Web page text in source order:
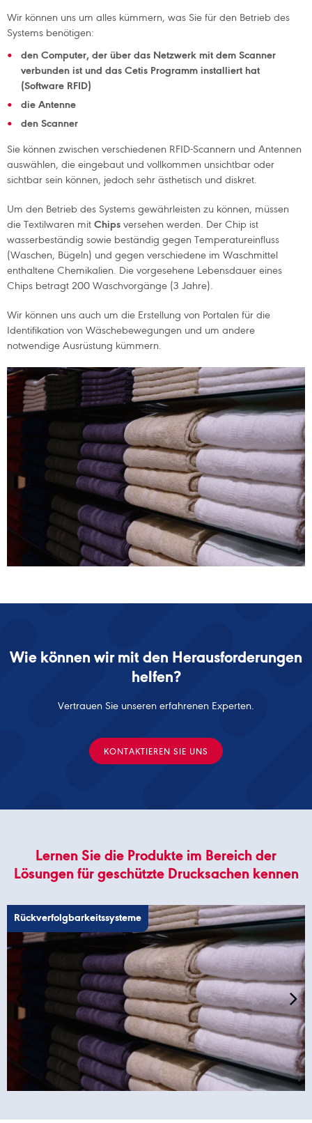
Wir können uns um alles kümmern, was Sie für den Betrieb des
Systems benötigen:
den Computer, der über das Netzwerk mit dem Scanner
verbunden ist und das Cetis Programm installiert hat
(Software RFID)
die Antenne
den Scanner
Sie können zwischen verschiedenen RFID-Scannern und Antennen
auswählen, die eingebaut und vollkommen unsichtbar oder
sichtbar sein können, jedoch sehr ästhetisch und diskret.
Um den Betrieb des Systems gewährleisten zu können, müssen
die Textilwaren mit Chips versehen werden. Der Chip ist
wasserbeständig sowie beständig gegen Temperatureinfluss
(Waschen, Bügeln) und gegen verschiedene im Waschmittel
enthaltene Chemikalien. Die vorgesehene Lebensdauer eines
Chips betragt 200 Waschvorgänge (3 Jahre).
Wir können uns auch um die Erstellung von Portalen für die
Identifikation von Wäschebewegungen und um andere
notwendige Ausrüstung kümmern.
Wie können wir mit den Herausforderungen
helfen?
Vertrauen Sie unseren erfahrenen Experten.
KONTAKTIEREN SIE UNS
Lernen Sie die Produkte im Bereich der
Lösungen für geschützte Drucksachen kennen
Rückverfolgbarkeitssysteme